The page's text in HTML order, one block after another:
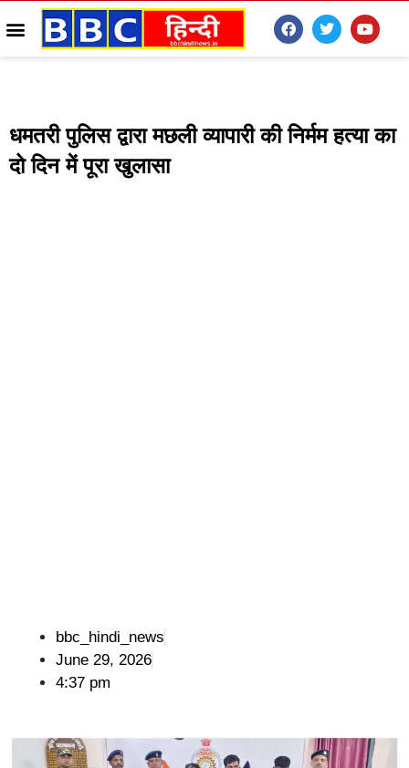
धमतरी पुलिस द्वारा मछली व्यापारी की निर्मम हत्या का
दो दिन में पूरा खुलासा
bbc_hindi_news
June 29, 2026
4:37 pm